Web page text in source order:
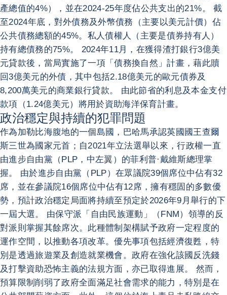
產總值的4%），並在2024-25年度佔公共支出的21%。 截
至2024年底，對外債務及外幣債務（主要以美元計價）佔
公共債務總額的45%。私人債權人（主要是債券持有人）
持有總債務的75%。 2024年11月，在獲得渣打銀行3億美
元貸款後，當局實施了一項「債務換自然」計畫，藉此贖
回3億美元的外債，其中包括2.18億美元的歐元債券及
8,200萬美元的商業銀行貸款。 由此節省的利息及本金支付
款項（1.24億美元）將用於資助海洋保育計畫。
政治穩定與持續的犯罪問題
作為加勒比海腹地的一個島國，巴哈馬承認英國國王查爾
斯三世為國家元首；自2021年立法選舉以來，行政權一直
由進步自由黨（PLP，中左翼）的菲利普·戴維斯總理掌
握。 由於進步自由黨（PLP）在眾議院39個席位中佔有32
席，並在參議院16個席位中佔有12席，擁有穩固的多數優
勢，預計政治穩定局面將持續至預定於2026年9月舉行的下
一屆大選。 由保守派「自由民族運動」（FNM）領導的反
對派則掌握其餘席次。此種體制架構賦予政府一定程度的
運作空間，以推動各項改革。優先事項包括經濟復甦，特
別是透過旅遊業及創造就業機會。政府在強化該國反洗錢
及打擊資助恐怖主義的法規方面，亦已取得進展。 然而，
預算限制削弱了政府全面滿足社會需求的能力，特別是在